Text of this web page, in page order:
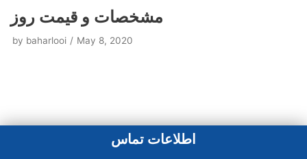
مشخصات و قیمت روز
by baharlooi May 8, 2020
اطلاعات تماس